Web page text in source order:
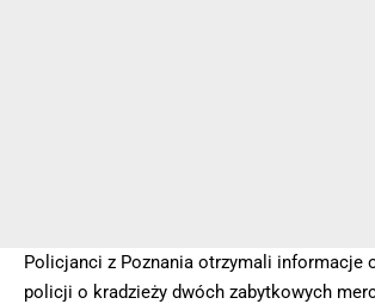
Policjanci z Poznania otrzymali informacje
policji o kradzieży dwóch zabytkowych